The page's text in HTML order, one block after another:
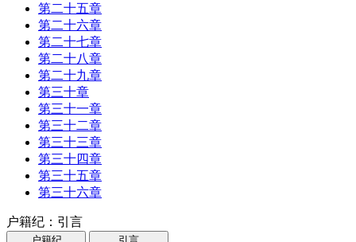
第二十五章
第二十六章
第二十七章
第二十八章
第二十九章
第三十章
第三十一章
第三十二章
第三十三章
第三十四章
第三十五章
第三十六章
户籍纪：引言